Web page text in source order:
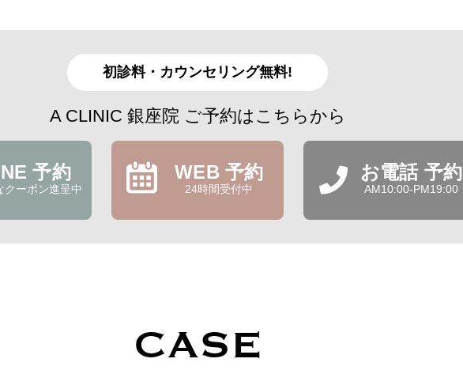
初診料・カウンセリング無料!
A CLINIC 銀座院 ご予約はこちらから
予約
クーポン進呈中
WEB 予約
24時間受付中
お電話 予約
AM10:00-PM19:00
CASE